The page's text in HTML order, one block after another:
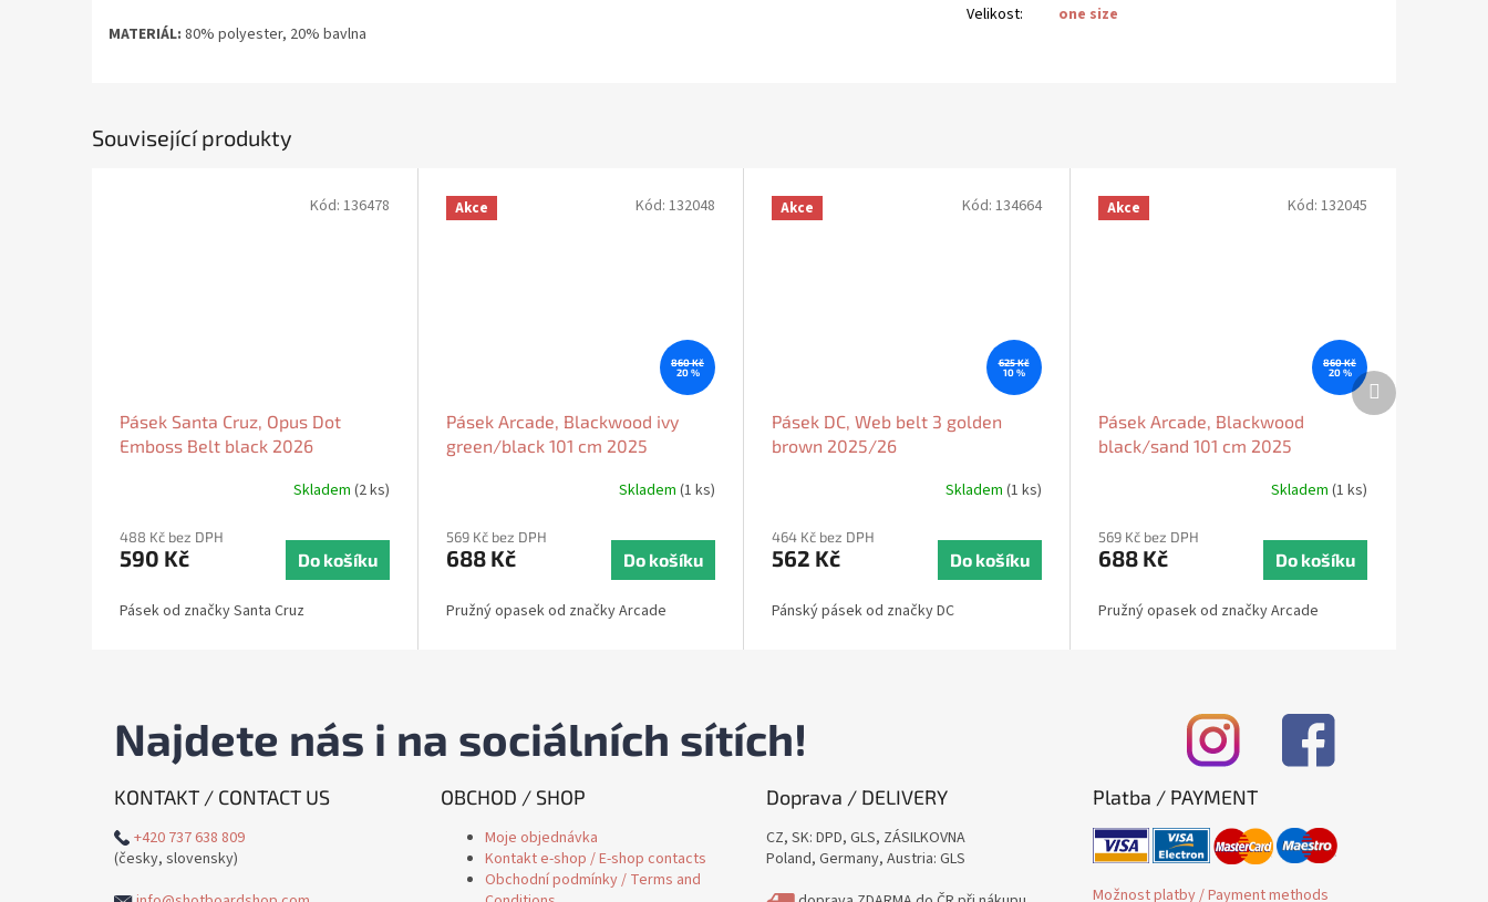
MATERIÁL: 80% polyester, 20% bavlna
Velikost: one size
Související produkty
Pásek Santa Cruz, Opus Dot
Emboss Belt black 2026
Skladem (2 ks)
488 Kč bez DPH
590 Kč Do košíku
Pásek od značky Santa Cruz
Kód: 136478 Akce
860 Kč
20 %
Pásek Arcade, Blackwood ivy
green/black 101 cm 2025
Skladem (1 ks)
569 Kč bez DPH
688 Kč Do košíku
Pružný opasek od značky Arcade
Kód: 132048 Akce
625 Kč
10 %
Pásek DC, Web belt 3 golden
brown 2025/26
Skladem (1 ks)
464 Kč bez DPH
562 Kč Do košíku
Pánský pásek od značky DC
Kód: 134664 Akce
860 Kč
20 %
Pásek Arcade, Blackwood
black/sand 101 cm 2025
Skladem (1 ks)
569 Kč bez DPH
688 Kč Do košíku
Pružný opasek od značky Arcade
Kód: 132045
Další
produkt
Najdete nás i na sociálních sítích!
KONTAKT / CONTACT US
+420 737 638 809
(česky, slovensky)
OBCHOD / SHOP
Moje objednávka
Kontakt e-shop / E-shop contacts
Obchodní podmínky / Terms and
Doprava / DELIVERY
CZ, SK: DPD, GLS, ZÁSILKOVNA
Poland, Germany, Austria: GLS
Platba / PAYMENT
Možnost platby / Payment methods